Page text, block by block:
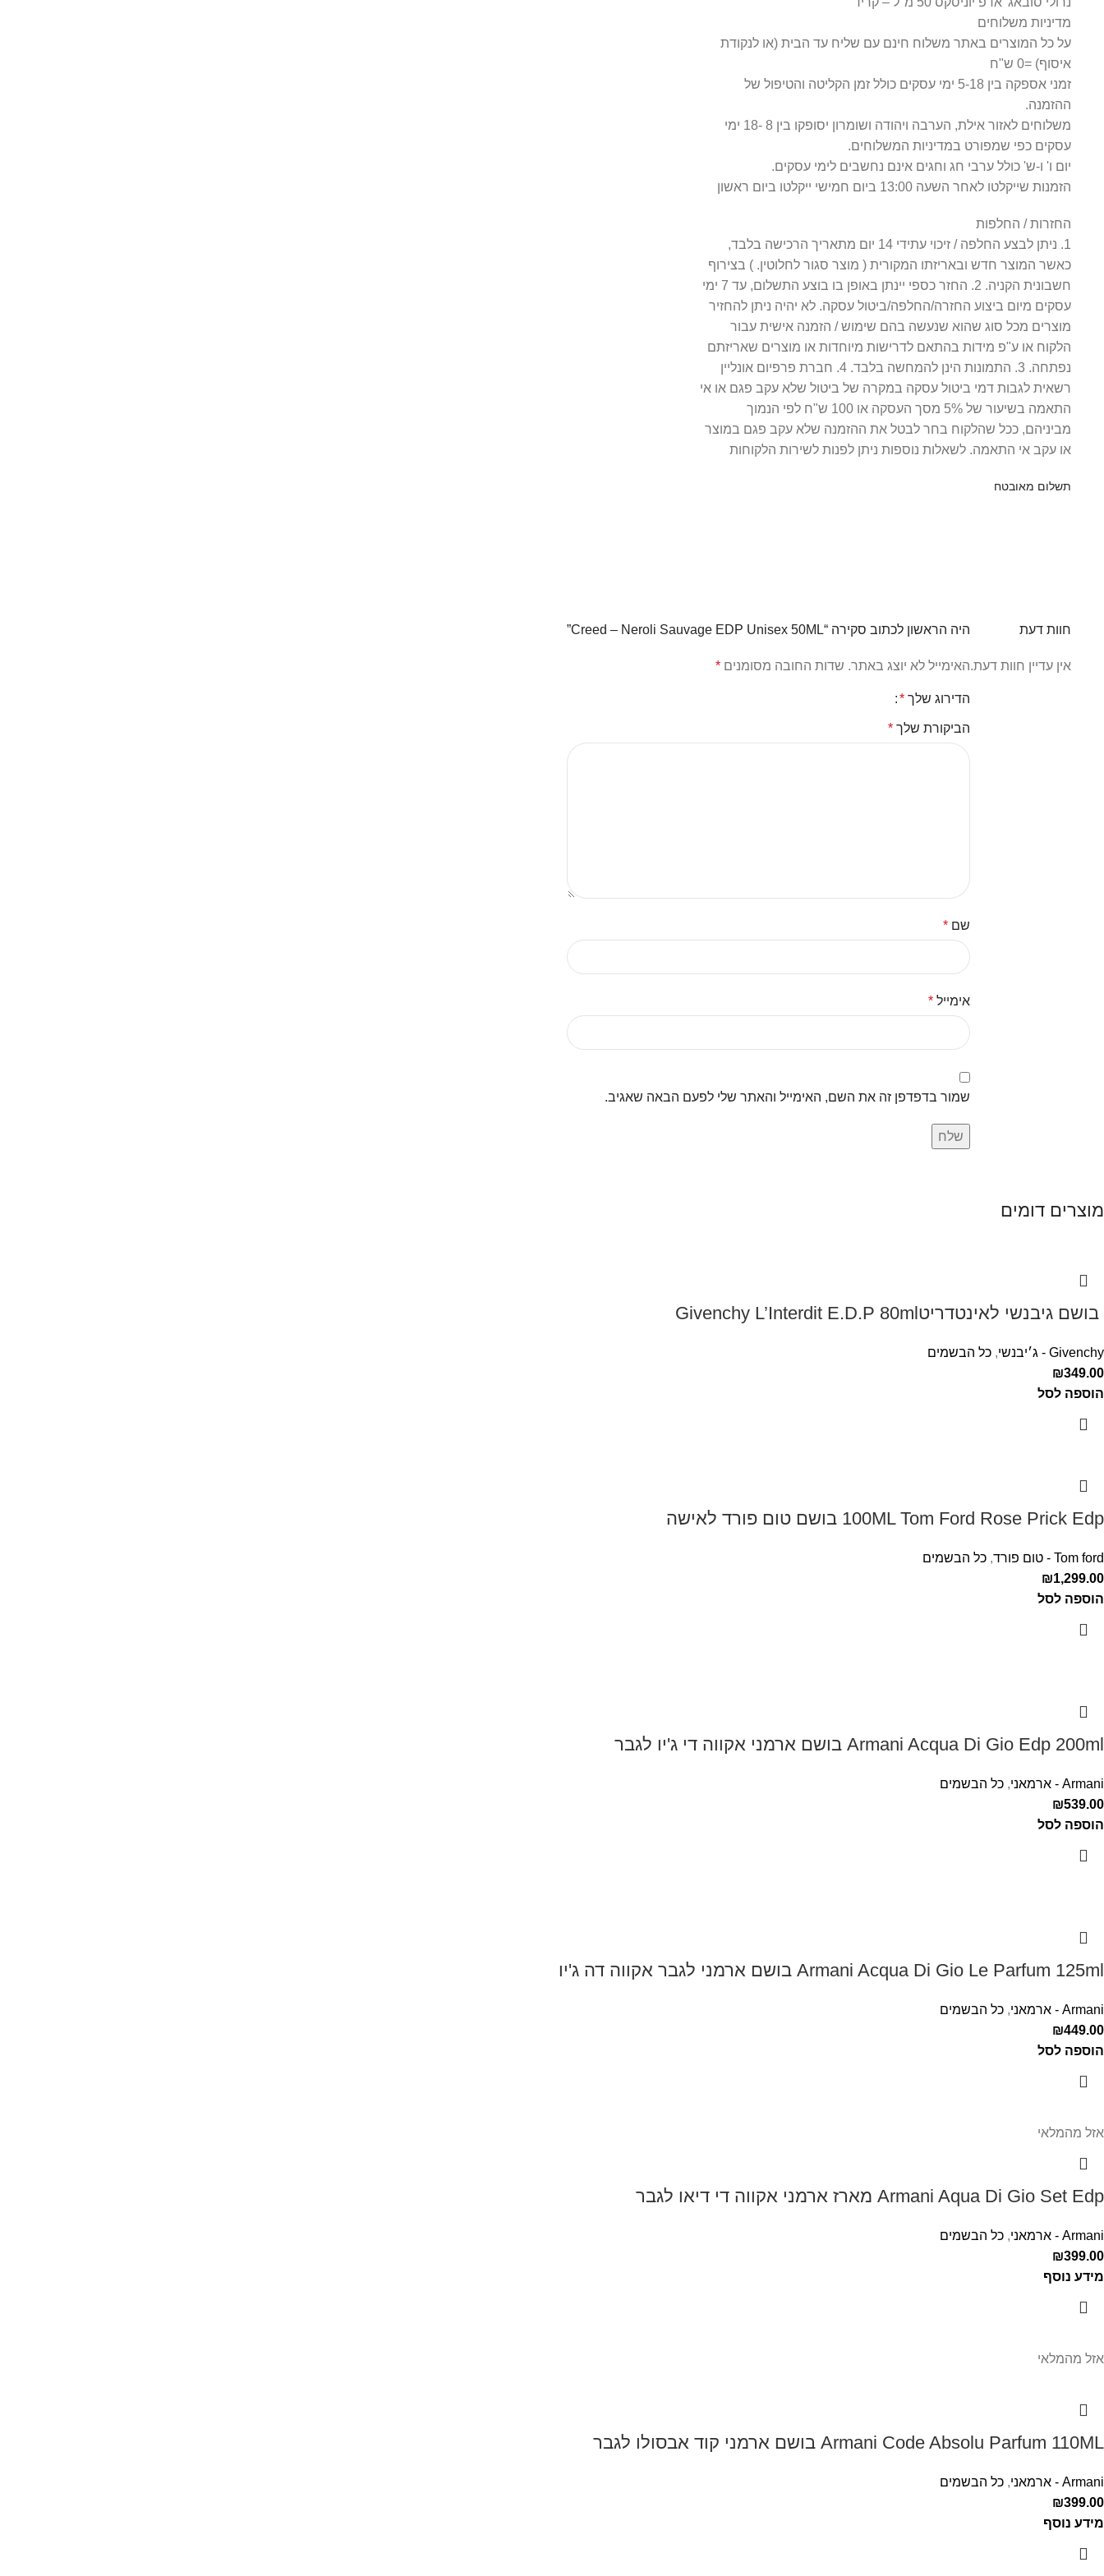
מדיניות משלוחים
על כל המוצרים באתר משלוח חינם עם שליח עד הבית (או לנקודת
איסוף) =0 ש"ח
זמני אספקה בין 5-18 ימי עסקים כולל זמן הקליטה והטיפול של
ההזמנה.
משלוחים לאזור אילת, הערבה ויהודה ושומרון יסופקו בין 8 -18 ימי
עסקים כפי שמפורט במדיניות המשלוחים.
יום ו' ו-ש' כולל ערבי חג וחגים אינם נחשבים לימי עסקים.
הזמנות שייקלטו לאחר השעה 13:00 ביום חמישי ייקלטו ביום ראשון
החזרות / החלפות
1. ניתן לבצע החלפה / זיכוי עתידי 14 יום מתאריך הרכישה בלבד,
כאשר המוצר חדש ובאריזתו המקורית ( מוצר סגור לחלוטין. ) בצירוף
חשבונית הקניה. 2. החזר כספי יינתן באופן בו בוצע התשלום, עד 7 ימי
עסקים מיום ביצוע החזרה/החלפה/ביטול עסקה. לא יהיה ניתן להחזיר
מוצרים מכל סוג שהוא שנעשה בהם שימוש / הזמנה אישית עבור
הלקוח או ע"פ מידות בהתאם לדרישות מיוחדות או מוצרים שאריזתם
נפתחה. 3. התמונות הינן להמחשה בלבד. 4. חברת פרפיום אונליין
רשאית לגבות דמי ביטול עסקה במקרה של ביטול שלא עקב פגם או אי
התאמה בשיעור של 5% מסך העסקה או 100 ש"ח לפי הנמוך
מביניהם, ככל שהלקוח בחר לבטל את ההזמנה שלא עקב פגם במוצר
או עקב אי התאמה. לשאלות נוספות ניתן לפנות לשירות הלקוחות
תשלום מאובטח
חוות דעת
אין עדיין חוות דעת.
היה הראשון לכתוב סקירה “Creed – Neroli Sauvage EDP Unisex 50ML”
האימייל לא יוצג באתר. שדות החובה מסומנים *
הדירוג שלך *
הביקורת שלך *
שם *
אימייל *
שמור בדפדפן זה את השם, האימייל והאתר שלי לפעם הבאה שאגיב.
מוצרים דומים
‏ בושם גיבנשי לאינטדריטGivenchy L’Interdit E.D.P 80ml ‏
Givenchy - ג׳יבנשי , כל הבשמים
₪349.00
הוספה לסל
100ML Tom Ford Rose Prick Edp בושם טום פורד לאישה
Tom ford - טום פורד , כל הבשמים
₪1,299.00
הוספה לסל
Armani Acqua Di Gio Edp 200ml בושם ארמני אקווה די ג'יו לגבר
Armani - ארמאני , כל הבשמים
₪539.00
הוספה לסל
Armani Acqua Di Gio Le Parfum 125ml בושם ארמני לגבר אקווה דה ג'יו
Armani - ארמאני , כל הבשמים
₪449.00
הוספה לסל
אזל מהמלאי
Armani Aqua Di Gio Set Edp מארז ארמני אקווה די דיאו לגבר
Armani - ארמאני , כל הבשמים
₪399.00
מידע נוסף
אזל מהמלאי
Armani Code Absolu Parfum 110ML בושם ארמני קוד אבסולו לגבר
Armani - ארמאני , כל הבשמים
₪399.00
מידע נוסף